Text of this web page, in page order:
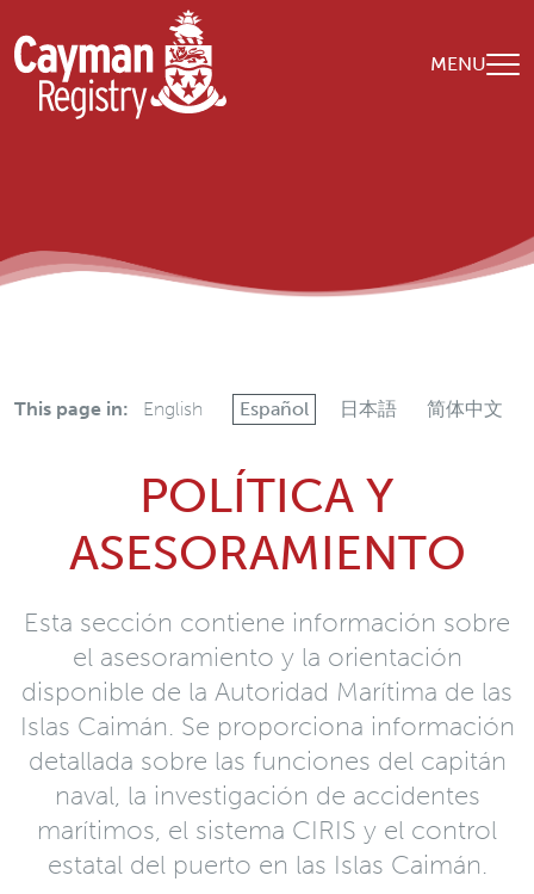
Skip to main content
MENU
This page in: English Español 日本語 简体中文
POLÍTICA Y
ASESORAMIENTO
Esta sección contiene información sobre
el asesoramiento y la orientación
disponible de la Autoridad Marítima de las
Islas Caimán. Se proporciona información
detallada sobre las funciones del capitán
naval, la investigación de accidentes
marítimos, el sistema CIRIS y el control
estatal del puerto en las Islas Caimán.